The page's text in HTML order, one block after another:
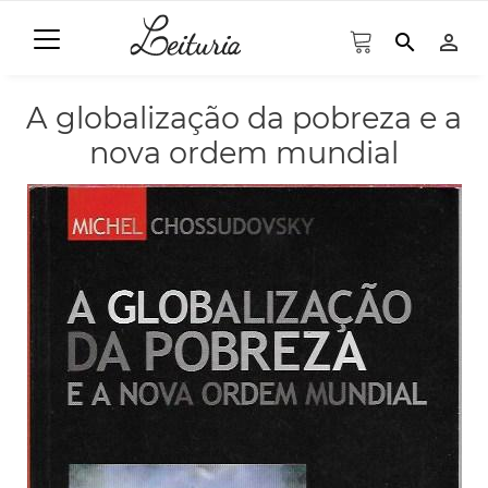
search person_outline
A globalização da pobreza e a
nova ordem mundial